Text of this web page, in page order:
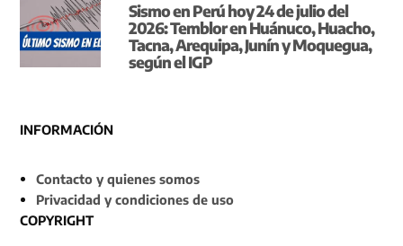
Sismo en Perú hoy 24 de julio del
2026: Temblor en Huánuco, Huacho,
Tacna, Arequipa, Junín y Moquegua,
según el IGP
INFORMACIÓN
Contacto y quienes somos
Privacidad y condiciones de uso
COPYRIGHT